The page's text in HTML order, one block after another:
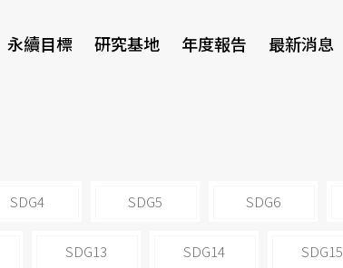
永續目標 研究基地 年度報告 最新消息
SDG4 SDG5 SDG6
SDG13 SDG14 SDG15